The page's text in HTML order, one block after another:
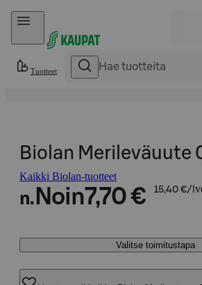
Hyppää sisältöön
Tuotteet
Biolan Merileväuute
Kaikki Biolan-tuotteet
n. Noin7,70 € 15,40 €/l
Valitse toimitustapa